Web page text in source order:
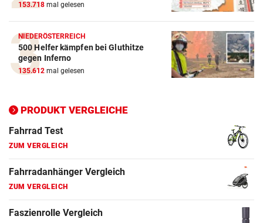
153.718 mal gelesen
NIEDERÖSTERREICH
500 Helfer kämpfen bei Gluthitze
gegen Inferno
135.612 mal gelesen
PRODUKT VERGLEICHE
E-Bike Vergleich
ZUM VERGLEICH
Elektro-Scooter Vergleich
ZUM VERGLEICH
ZUM VERGLEICH
Fahrrad Test
ZUM VERGLEICH
Fahrradanhänger Vergleich
ZUM VERGLEICH
Faszienrolle Vergleich